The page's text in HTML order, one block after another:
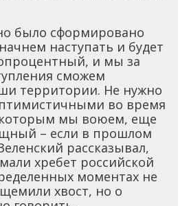
было сформировано
наступать и будет
и мы за
сможем
территории. Не нужно
во время
которым мы воюем, еще
– если в прошлом
рассказывал,
хребет российской
моментах не
хвост, но о